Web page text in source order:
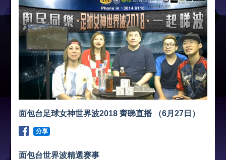
面包台足球女神世界波2018 齊睇直播 （6月27日）
分享
面包台世界波精選赛事